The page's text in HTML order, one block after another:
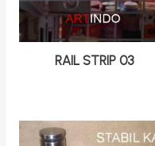
RAIL STRIP 03